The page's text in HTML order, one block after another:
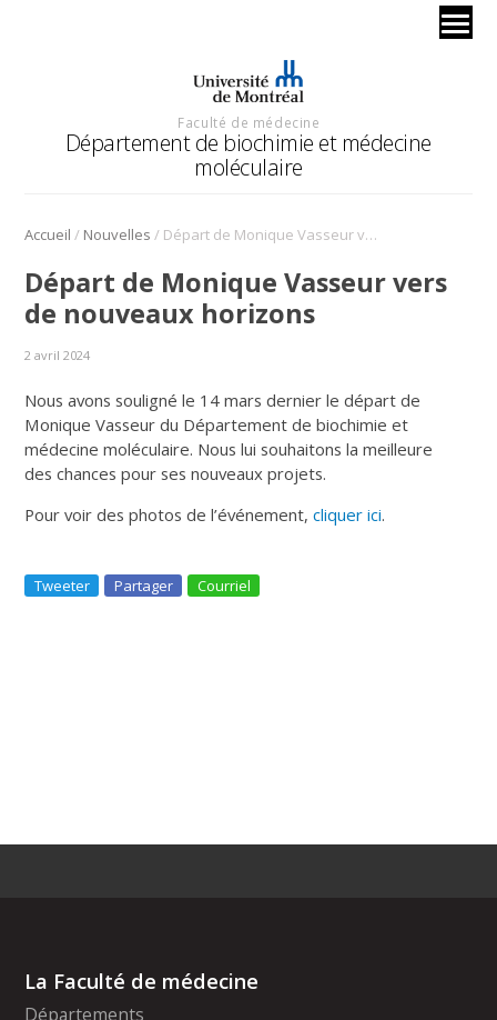
Faculté de médecine
Département de biochimie et médecine
moléculaire
Accueil / Nouvelles / Départ de Monique Vasseur vers de nouveaux horizons
Départ de Monique Vasseur vers
de nouveaux horizons
2 avril 2024
Nous avons souligné le 14 mars dernier le départ de
Monique Vasseur du Département de biochimie et
médecine moléculaire. Nous lui souhaitons la meilleure
des chances pour ses nouveaux projets.
Pour voir des photos de l’événement,cliquer ici.
Tweeter Partager Courriel
La Faculté de médecine
Départements